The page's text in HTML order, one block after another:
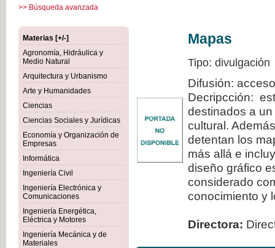
>> Búsqueda avanzada
Materias [+/-]
Agronomía, Hidráulica y
Medio Natural
Arquitectura y Urbanismo
Arte y Humanidades
Ciencias
Ciencias Sociales y Jurídicas
Economía y Organización de
Empresas
Informática
Ingeniería Civil
Ingeniería Electrónica y
Comunicaciones
Ingeniería Energética,
Eléctrica y Motores
Ingeniería Mecánica y de
Materiales
Mapas
Tipo: divulgación
Difusión:
Decripcción:
destinados a
cultural.
detentan los
más allá e
diseño gráfico
considerado
conocimiento y
Directora: